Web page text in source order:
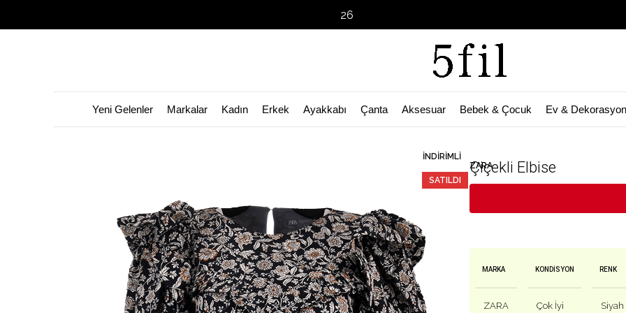
Yeni Gelenler Markalar Kadın Erkek Ayakkabı Çanta Aksesuar Bebek & Çocuk Ev & Dekorasyon
İNDIRIMLI
SATILDI
ZARA
Çiçekli Elbise
MARKA
ZARA
KONDISYON
Çok İyi
RENK
Siyah